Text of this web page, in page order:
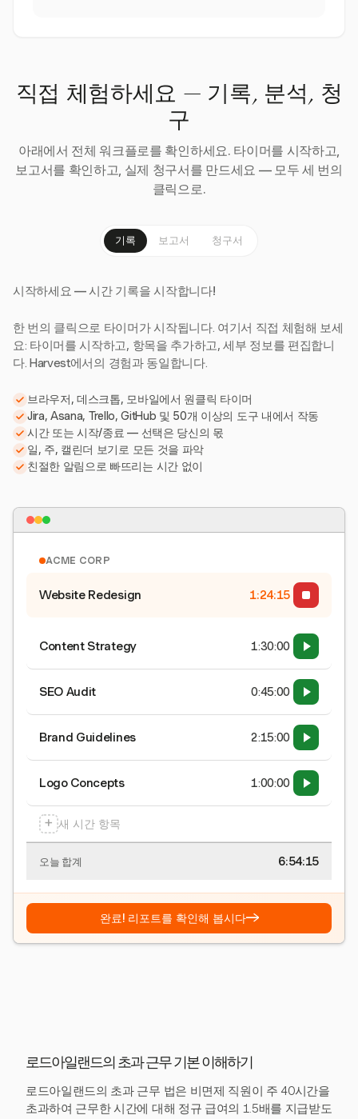
직접 체험하세요 — 기록, 분석, 청
구
아래에서 전체 워크플로를 확인하세요. 타이머를 시작하고,
보고서를 확인하고, 실제 청구서를 만드세요 — 모두 세 번의
클릭으로.
기록 보고서 청구서
시작하세요 — 시간 기록을 시작합니다!
한 번의 클릭으로 타이머가 시작됩니다. 여기서 직접 체험해 보세
요: 타이머를 시작하고, 항목을 추가하고, 세부 정보를 편집합니
다. Harvest에서의 경험과 동일합니다.
브라우저, 데스크톱, 모바일에서 원클릭 타이머
Jira, Asana, Trello, GitHub 및 50개 이상의 도구 내에서 작동
시간 또는 시작/종료 — 선택은 당신의 몫
일, 주, 캘린더 보기로 모든 것을 파악
친절한 알림으로 빠뜨리는 시간 없이
ACME CORP
Website Redesign 1:24:15
Content Strategy 1:30:00
SEO Audit 0:45:00
Brand Guidelines 2:15:00
Logo Concepts 1:00:00
+ 새 시간 항목
오늘 합계 6:54:15
완료! 리포트를 확인해 봅시다→
로드아일랜드의 초과 근무 기본 이해하기
로드아일랜드의 초과 근무 법은 비면제 직원이 주 40시간을
초과하여 근무한 시간에 대해 정규 급여의 1.5배를 지급받도